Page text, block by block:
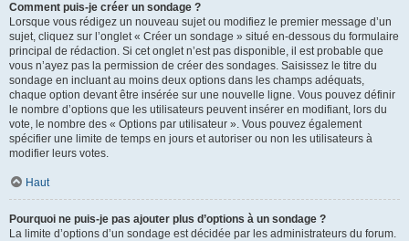
Comment puis-je créer un sondage ?
Lorsque vous rédigez un nouveau sujet ou modifiez le premier message d’un
sujet, cliquez sur l’onglet « Créer un sondage » situé en-dessous du formulaire
principal de rédaction. Si cet onglet n’est pas disponible, il est probable que
vous n’ayez pas la permission de créer des sondages. Saisissez le titre du
sondage en incluant au moins deux options dans les champs adéquats,
chaque option devant être insérée sur une nouvelle ligne. Vous pouvez définir
le nombre d’options que les utilisateurs peuvent insérer en modifiant, lors du
vote, le nombre des « Options par utilisateur ». Vous pouvez également
spécifier une limite de temps en jours et autoriser ou non les utilisateurs à
modifier leurs votes.
Haut
Pourquoi ne puis-je pas ajouter plus d’options à un sondage ?
La limite d’options d’un sondage est décidée par les administrateurs du forum.